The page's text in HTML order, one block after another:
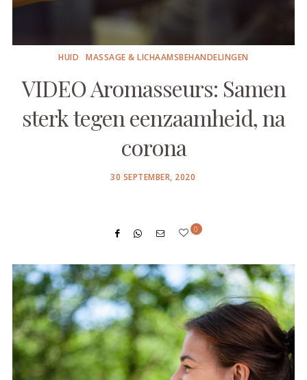
HUID MASSAGE & LICHAAMSBEHANDELINGEN
VIDEO Aromasseurs: Samen
sterk tegen eenzaamheid, na
corona
POSTED
30 SEPTEMBER, 2020
0